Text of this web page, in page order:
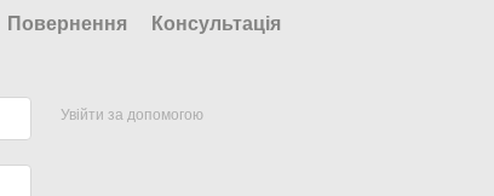
Повернення
Консультація
Увійти за допомогою